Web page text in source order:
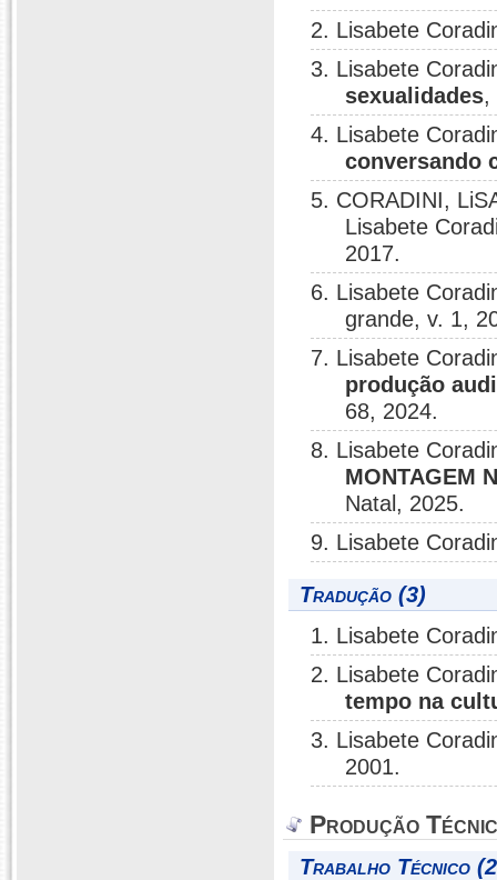
2. Lisabete
3. Lisabete
sexualidades,
4. Lisabete
conversando
5. CORADINI,
Lisabete
2017.
6. Lisabete
grande, v. 1,
7. Lisabete
produção
68, 2024.
8. Lisabete
MONTAGEM
Natal, 2025.
9. Lisabete
Tradução (3)
1. Lisabete
2. Lisabete
tempo na
3. Lisabete
2001.
Produção
Trabalho Técnico